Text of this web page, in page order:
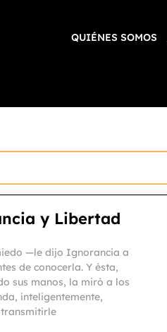
QUIÉNES SOMOS
y Libertad
—le dijo Ignorancia a
de conocerla. Y ésta,
sus manos, la miró a los
inteligentemente,